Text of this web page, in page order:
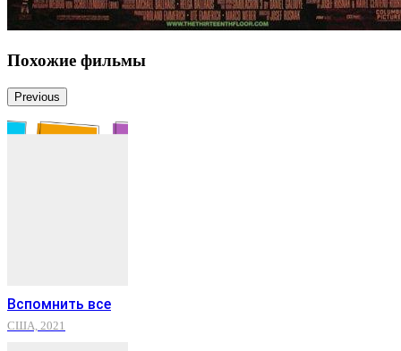
Похожие фильмы
Previous
Вспомнить все
США, 2021